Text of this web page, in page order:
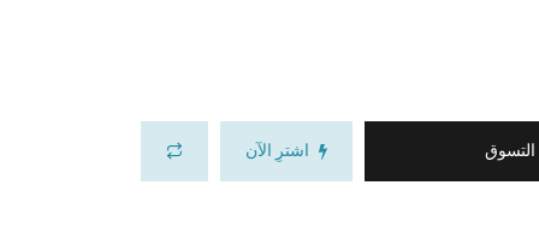
التسوق اشترِ الآن